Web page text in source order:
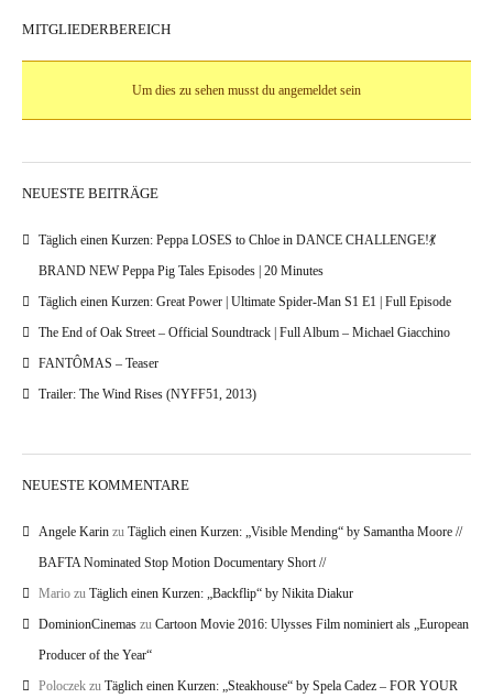
MITGLIEDERBEREICH
Um dies zu sehen musst du angemeldet sein
NEUESTE BEITRÄGE
Täglich einen Kurzen: Peppa LOSES to Chloe in DANCE CHALLENGE!💃
BRAND NEW Peppa Pig Tales Episodes | 20 Minutes
Täglich einen Kurzen: Great Power | Ultimate Spider-Man S1 E1 | Full Episode
The End of Oak Street – Official Soundtrack | Full Album – Michael Giacchino
FANTÔMAS – Teaser
Trailer: The Wind Rises (NYFF51, 2013)
NEUESTE KOMMENTARE
Angele Karin zu Täglich einen Kurzen: „Visible Mending“ by Samantha Moore //
BAFTA Nominated Stop Motion Documentary Short //
Mario zu Täglich einen Kurzen: „Backflip“ by Nikita Diakur
DominionCinemas zu Cartoon Movie 2016: Ulysses Film nominiert als „European
Producer of the Year“
Poloczek zu Täglich einen Kurzen: „Steakhouse“ by Spela Cadez – FOR YOUR